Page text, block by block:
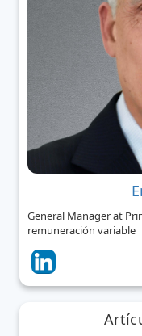
General Manager at
remuneración variable